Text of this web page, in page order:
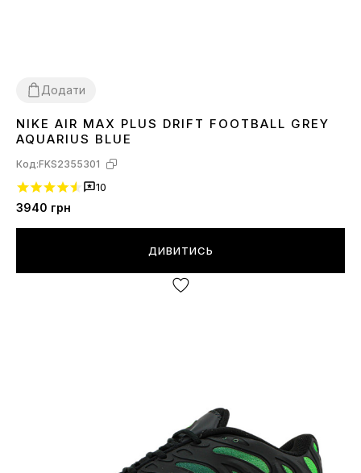
Додати
43
NIKE AIR MAX PLUS DRIFT FOOTBALL GREY
AQUARIUS BLUE
Код:FKS2355301
10
3940 грн
ДИВИТИСЬ